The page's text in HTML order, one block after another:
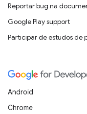
Reportar bug na
Google Play support
Participar de estudos de
Android
Chrome